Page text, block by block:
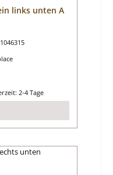
links unten A
Preis:
2-4 Tage